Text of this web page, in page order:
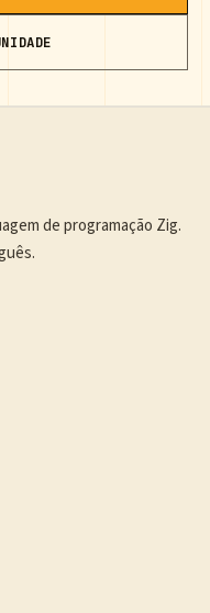
de programação Zig.